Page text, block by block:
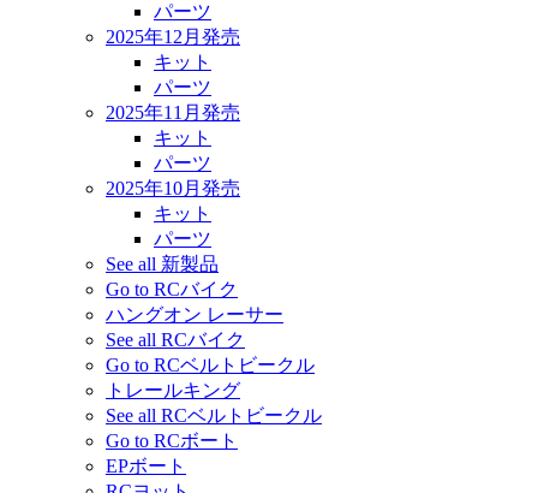
パーツ
2025年12月発売
キット
パーツ
2025年11月発売
キット
パーツ
2025年10月発売
キット
パーツ
See all 新製品
Go to RCバイク
ハングオン レーサー
See all RCバイク
Go to RCベルトビークル
トレールキング
See all RCベルトビークル
Go to RCボート
EPボート